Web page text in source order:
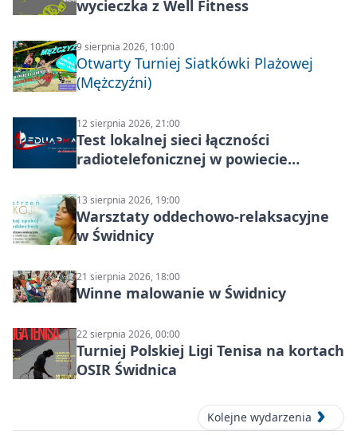
wycieczka z Well Fitness
9 sierpnia 2026, 10:00
Otwarty Turniej Siatkówki Plażowej
(Mężczyźni)
12 sierpnia 2026, 21:00
Test lokalnej sieci łączności
radiotelefonicznej w powiecie
13 sierpnia 2026, 19:00
Warsztaty oddechowo-relaksacyjne
w Świdnicy
21 sierpnia 2026, 18:00
Winne malowanie w Świdnicy
22 sierpnia 2026, 00:00
Turniej Polskiej Ligi Tenisa na kortach
OSIR Świdnica
Kolejne wydarzenia